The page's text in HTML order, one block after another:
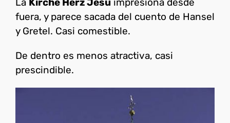
fuera, y parece sacada del cuento de Hansel
y Gretel. Casi comestible.
De dentro es menos atractiva, casi
prescindible.